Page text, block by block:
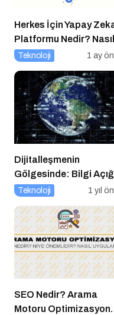
Herkes İçin Yapay
Platformu Nedir? Nasıl
Kullanılır?
Teknoloji 1 ay
Dijitalleşmenin
Gölgesinde: Bilgi
Büyüyor mu?
Teknoloji 1 yıl
SEO Nedir? Arama
Motoru